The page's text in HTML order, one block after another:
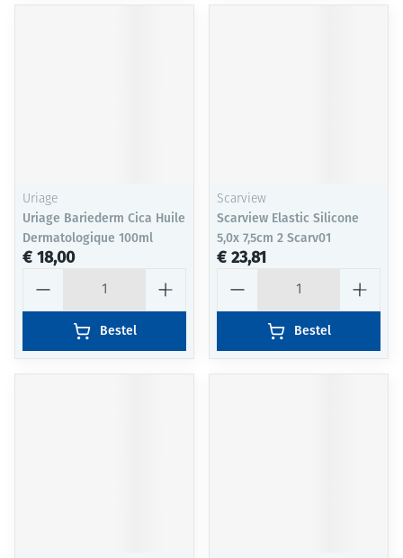
Uriage
Uriage Bariederm Cica Huile
Dermatologique 100ml
€ 18,00
Bestel
Scarview
Scarview Elastic Silicone
5,0x 7,5cm 2 Scarv01
€ 23,81
Bestel